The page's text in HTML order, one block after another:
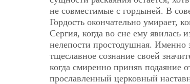
не совместимые с гордыней. В
Гордость окончательно умирает,
Сергия, когда во сне ему явилась
нелепости простодушная. Именно
тщеславное сознание своей
когда смиренно приняв
прославленный церковный